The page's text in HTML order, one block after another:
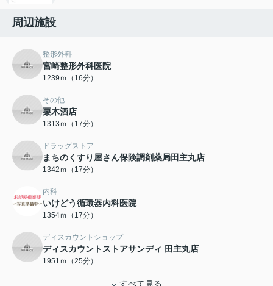
周辺施設
整形外科
宮崎整形外科医院
1239ｍ（16分）
その他
栗木酒店
1313ｍ（17分）
ドラッグストア
まちのくすり屋さん保険調剤薬局田主丸店
1342ｍ（17分）
内科
いけどう循環器内科医院
1354ｍ（17分）
ディスカウントショップ
ディスカウントストアサンディ 田主丸店
1951ｍ（25分）
すべて見る